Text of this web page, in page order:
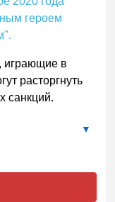
героем
в
расторгнуть
санкций.